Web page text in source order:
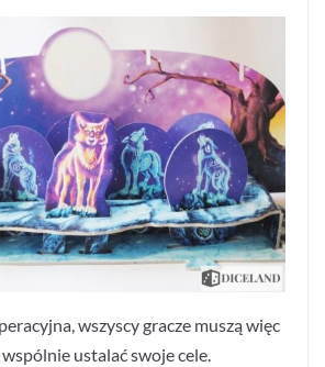
wszyscy gracze muszą więc
ustalać swoje cele.